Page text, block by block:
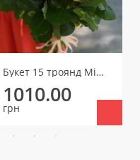
Букет 15 троянд Міс Піггі
1010.00
грн